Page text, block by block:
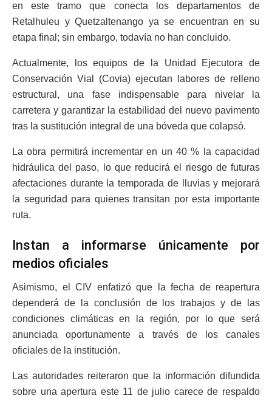
en este tramo que conecta los departamentos de
Retalhuleu y Quetzaltenango ya se encuentran en su
etapa final; sin embargo, todavía no han concluido.
Actualmente, los equipos de la Unidad Ejecutora de
Conservación Vial (Covia) ejecutan labores de relleno
estructural, una fase indispensable para nivelar la
carretera y garantizar la estabilidad del nuevo pavimento
tras la sustitución integral de una bóveda que colapsó.
La obra permitirá incrementar en un 40 % la capacidad
hidráulica del paso, lo que reducirá el riesgo de futuras
afectaciones durante la temporada de lluvias y mejorará
la seguridad para quienes transitan por esta importante
ruta.
Instan a informarse únicamente por
medios oficiales
Asimismo, el CIV enfatizó que la fecha de reapertura
dependerá de la conclusión de los trabajos y de las
condiciones climáticas en la región, por lo que será
anunciada oportunamente a través de los canales
oficiales de la institución.
Las autoridades reiteraron que la información difundida
sobre una apertura este 11 de julio carece de respaldo